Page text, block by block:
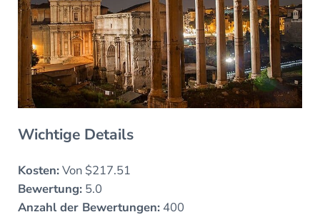
Wichtige Details
Kosten:Von $217.51
Bewertung:5.0
Anzahl der Bewertungen:400